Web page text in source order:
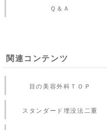
Ｑ＆Ａ
関連コンテンツ
目の美容外科ＴＯＰ
スタンダード埋没法二重